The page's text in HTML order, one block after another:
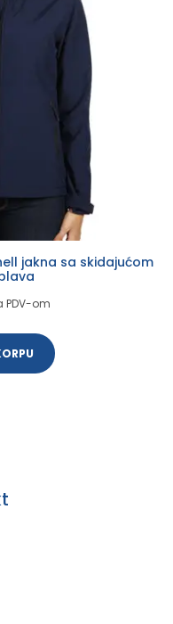
jakna sa skidajućom
PDV-om